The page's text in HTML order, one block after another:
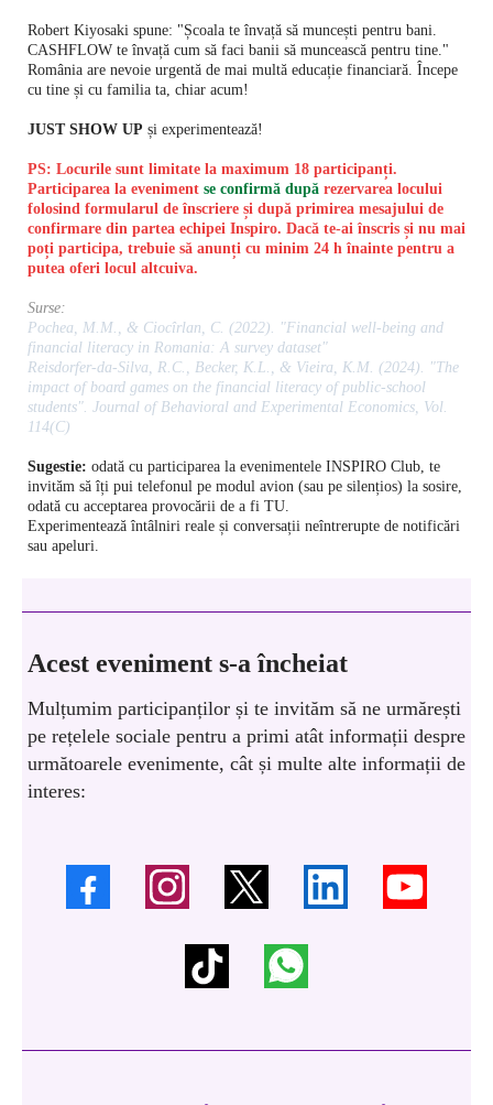
Robert Kiyosaki spune: "Școala te învață să muncești pentru bani.
CASHFLOW te învață cum să faci banii să muncească pentru tine."
România are nevoie urgentă de mai multă educație financiară. Începe
cu tine și cu familia ta, chiar acum!
JUST SHOW UP și experimentează!
PS: Locurile sunt limitate la maximum 18 participanți.
Participarea la eveniment se confirmă după rezervarea locului
folosind formularul de înscriere și după primirea mesajului de
confirmare din partea echipei Inspiro. Dacă te-ai înscris și nu mai
poți participa, trebuie să anunți cu minim 24 h înainte pentru a
putea oferi locul altcuiva.
Surse:
Pochea, M.M., & Ciocîrlan, C. (2022). "Financial well-being and
financial literacy in Romania: A survey dataset"
Reisdorfer-da-Silva, R.C., Becker, K.L., & Vieira, K.M. (2024). "The
impact of board games on the financial literacy of public-school
students". Journal of Behavioral and Experimental Economics, Vol.
114(C)
Sugestie: odată cu participarea la evenimentele INSPIRO Club, te
invităm să îți pui telefonul pe modul avion (sau pe silențios) la sosire,
odată cu acceptarea provocării de a fi TU.
Experimentează întâlniri reale și conversații neîntrerupte de notificări
sau apeluri.
Acest eveniment s-a încheiat
Mulțumim participanților și te invităm să ne urmărești
pe rețelele sociale pentru a primi atât informații despre
următoarele evenimente, cât și multe alte informații de
interes: